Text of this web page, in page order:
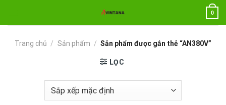
nội
0
Trang chủ / Sản phẩm / Sản phẩm được gắn thẻ “AN380V”
LỌC